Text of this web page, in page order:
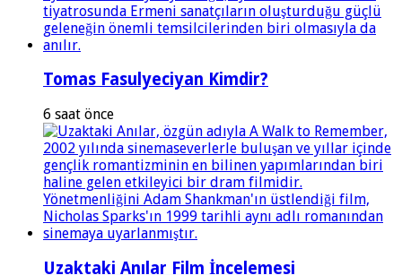
Tomas Fasulyeciyan Kimdir?
6 saat önce
Uzaktaki Anılar Film İncelemesi